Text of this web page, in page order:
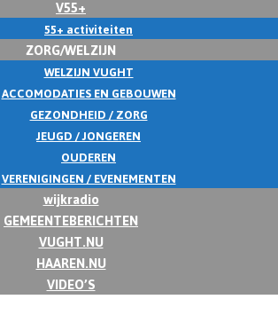
V55+
55+ activiteiten
ZORG/WELZIJN
WELZIJN VUGHT
ACCOMODATIES EN GEBOUWEN
GEZONDHEID / ZORG
JEUGD / JONGEREN
OUDEREN
VERENIGINGEN / EVENEMENTEN
wijkradio
GEMEENTEBERICHTEN
VUGHT.NU
HAAREN.NU
VIDEO’S